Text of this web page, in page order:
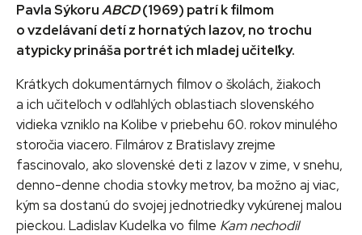
Pavla SýkoruABCD(1969) patrí k filmom
o vzdelávaní detí z hornatých lazov, no trochu
atypicky prináša portrét ich mladej učiteľky.
Krátkych dokumentárnych filmov o školách, žiakoch
a ich učiteľoch v odľahlých oblastiach slovenského
vidieka vzniklo na Kolibe v priebehu 60. rokov minulého
storočia viacero. Filmárov z Bratislavy zrejme
fascinovalo, ako slovenské deti z lazov v zime, v snehu,
denno-denne chodia stovky metrov, ba možno aj viac,
kým sa dostanú do svojej jednotriedky vykúrenej malou
pieckou. Ladislav Kudelka vo filme Kam nechodil